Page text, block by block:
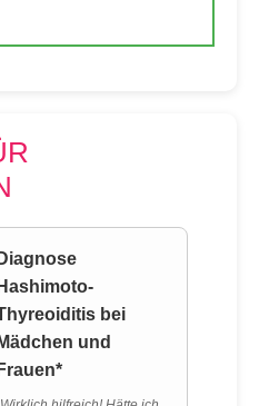
Diagnose
Hashimoto-
bei
Mädchen und
Frauen*